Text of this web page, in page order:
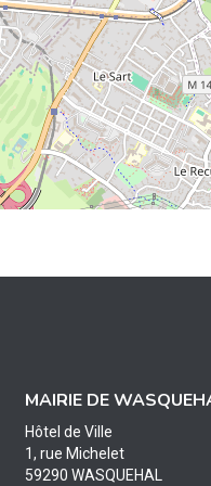
MAIRIE DE
Hôtel de Ville
1, rue Michelet
59290 WASQUEHAL